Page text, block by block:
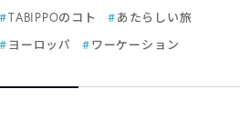
TABIPPOのコト
あたらしい旅
ヨーロッパ
ワーケーション